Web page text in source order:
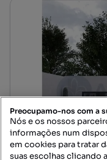
Preocupamo-nos com a
Nós e os nossos
informações num
em cookies para tratar
suas escolhas clicando